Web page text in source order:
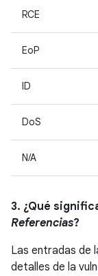
RCE
EoP
ID
DoS
N/A
3. ¿Qué
Referencias?
Las entradas de
detalles de la